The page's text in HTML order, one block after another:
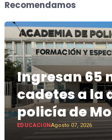
Recomendamos
Ingresan 65
cadetes a la
policía de
EDUCACIONAgosto 07, 2026